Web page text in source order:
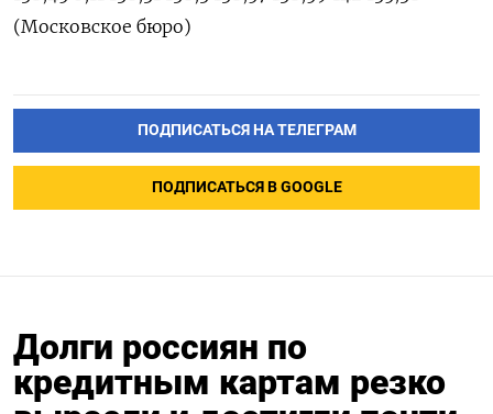
ПОДПИСАТЬСЯ НА ТЕЛЕГРАМ
ПОДПИСАТЬСЯ В GOOGLE
Долги россиян по
кредитным картам резко